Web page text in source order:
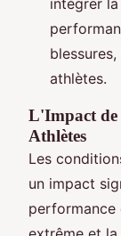
athlètes.
L'Impact de
Athlètes
Les
un impact
performance